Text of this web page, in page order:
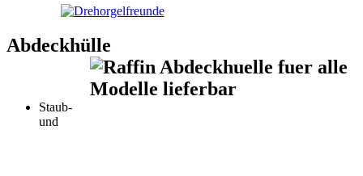
Abdeckhülle
Staub-
und